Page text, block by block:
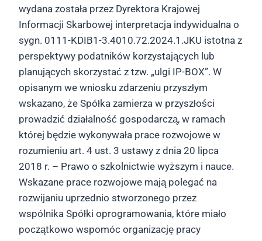
wydana została przez Dyrektora Krajowej
Informacji Skarbowej interpretacja indywidualna o
sygn. 0111-KDIB1-3.4010.72.2024.1.JKU istotna z
perspektywy podatników korzystających lub
planujących skorzystać z tzw. „ulgi IP-BOX”. W
opisanym we wniosku zdarzeniu przyszłym
wskazano, że Spółka zamierza w przyszłości
prowadzić działalność gospodarczą, w ramach
której będzie wykonywała prace rozwojowe w
rozumieniu art. 4 ust. 3 ustawy z dnia 20 lipca
2018 r. – Prawo o szkolnictwie wyższym i nauce.
Wskazane prace rozwojowe mają polegać na
rozwijaniu uprzednio stworzonego przez
wspólnika Spółki oprogramowania, które miało
początkowo wspomóc organizację pracy